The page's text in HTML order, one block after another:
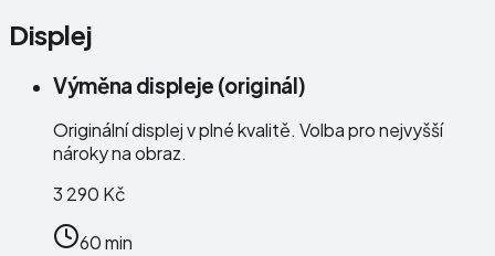
Displej
Výměna displeje (originál)
Originální displej v plné kvalitě. Volba pro nejvyšší
nároky na obraz.
3 290 Kč
60 min